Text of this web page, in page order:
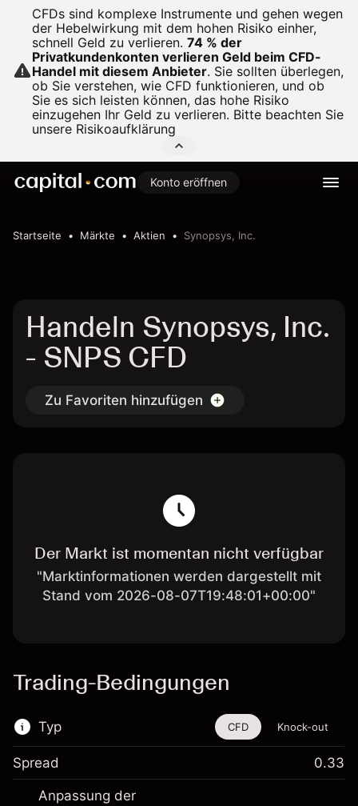
CFDs sind komplexe Instrumente und gehen wegen
der Hebelwirkung mit dem hohen Risiko einher,
schnell Geld zu verlieren. 74 % der
Privatkundenkonten verlieren Geld beim CFD-
Handel mit diesem Anbieter. Sie sollten überlegen,
ob Sie verstehen, wie CFD funktionieren, und ob
Sie es sich leisten können, das hohe Risiko
einzugehen Ihr Geld zu verlieren. Bitte beachten Sie
unsere Risikoaufklärung
Konto eröffnen
Startseite Märkte Aktien Synopsys, Inc.
Handeln Synopsys, Inc.
- SNPS CFD
Zu Favoriten hinzufügen
Der Markt ist momentan nicht verfügbar
"Marktinformationen werden dargestellt mit
Stand vom 2026-08-07T19:48:01+00:00"
Trading-Bedingungen
Typ
Dieses Finanzinstrument steht für das Traden
über CFDs und Knock-outs zur Verfügung.
CFD Knock-out
Spread 0.33
Anpassung der